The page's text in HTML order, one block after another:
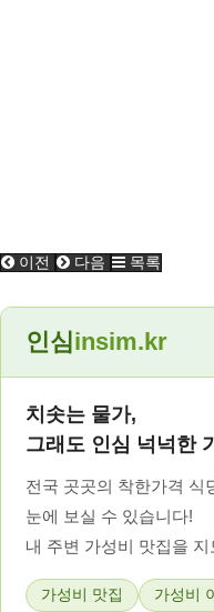
이전 다음 목록
인심insim.kr
치솟는 물가,
그래도 인심 넉넉한
전국 곳곳의 착한가격 식
눈에 보실 수 있습니다!
내 주변 가성비 맛집을
가성비 맛집 가성비